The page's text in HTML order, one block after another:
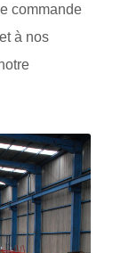
commande
à nos